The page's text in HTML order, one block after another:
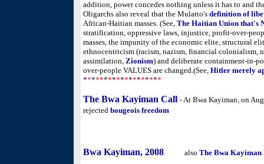
addition, power concedes nothing unless it has to and
Oligarchs also reveal that the Mulatto's definition of
African-Haitian masses. (See, The Haitian Union that's
stratification, oppressive laws, injustice, profit-over-
masses, the impunity of the economic elite, structural
ethnocentricism (racism, nazism, financial colonialism,
assimilation, Zionism) and deliberate containment-in-
over-people VALUES are changed.(See, Hitler merely
*******************
The Bwa Kayiman Call - At Bwa Kayiman, on
rejected bougeois freedom
Bwa Kayiman, 2008
also The Bwa Kayiman